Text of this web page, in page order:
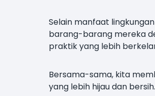
Selain manfaat
barang-barang mereka
praktik yang lebih
Bersama-sama, kita
yang lebih hijau dan bersih.